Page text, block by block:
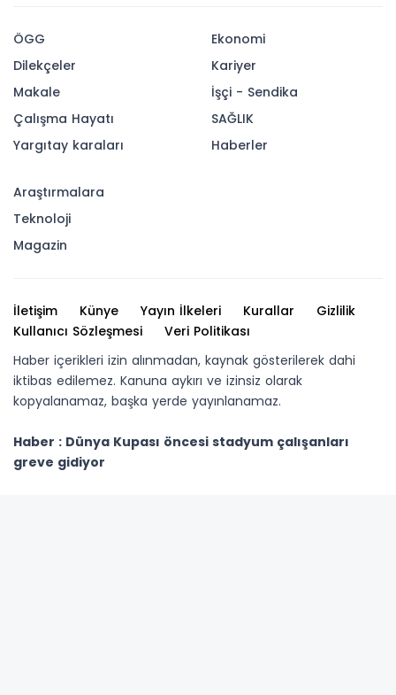
ÖGG
Dilekçeler
Makale
Çalışma Hayatı
Yargıtay karaları
Ekonomi
Kariyer
İşçi - Sendika
SAĞLIK
Haberler
Araştırmalara
Teknoloji
Magazin
İletişim Künye Yayın İlkeleri Kurallar
Gizlilik
Kullanıcı Sözleşmesi
Veri Politikası
Haber içerikleri izin alınmadan, kaynak gösterilerek dahi
iktibas edilemez. Kanuna aykırı ve izinsiz olarak
kopyalanamaz, başka yerde yayınlanamaz.
Haber : Dünya Kupası öncesi stadyum çalışanları
greve gidiyor